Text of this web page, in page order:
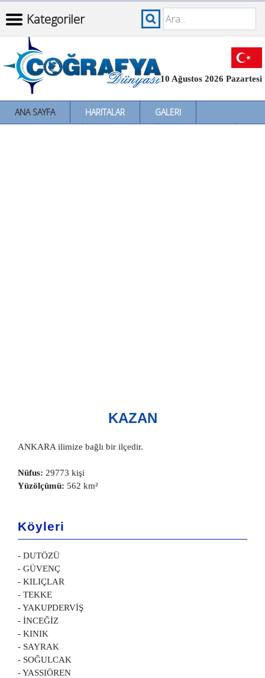
Kategoriler
10 Ağustos 2026 Pazartesi
ANA SAYFA HARITALAR
GALERI
KAZAN
ANKARA ilimize bağlı bir ilçedir.
Nüfus: 29773 kişi
Yüzölçümü: 562 km²
Köyleri
- DUTÖZÜ
- GÜVENÇ
- KILIÇLAR
- TEKKE
- YAKUPDERVİŞ
- İNCEĞİZ
- KINIK
- SAYRAK
- SOĞULCAK
- YASSIÖREN